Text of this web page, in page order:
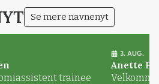
Se mere navnenyt
trainee
3. AUG.
Anette